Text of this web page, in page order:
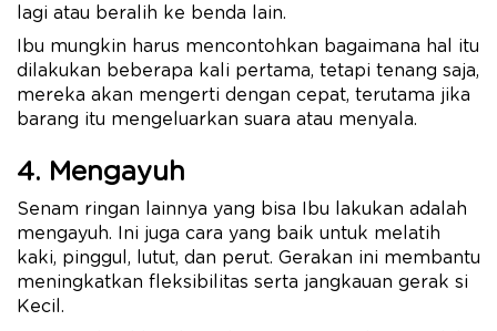
lagi atau beralih ke benda lain.
Ibu mungkin harus mencontohkan bagaimana hal itu
dilakukan beberapa kali pertama, tetapi tenang saja,
mereka akan mengerti dengan cepat, terutama jika
barang itu mengeluarkan suara atau menyala.
4. Mengayuh
Senam ringan lainnya yang bisa Ibu lakukan adalah
mengayuh. Ini juga cara yang baik untuk melatih
kaki, pinggul, lutut, dan perut. Gerakan ini membantu
meningkatkan fleksibilitas serta jangkauan gerak si
Kecil.